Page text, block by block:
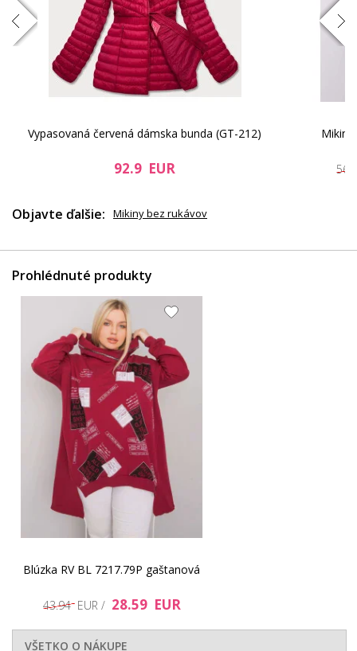
Vypasovaná červená dámska bunda (GT-212)
92.9 EUR
Objavte ďalšie: Mikiny bez rukávov
Prohlédnuté produkty
Blúzka RV BL 7217.79P gaštanová
43.94 EUR / 28.59 EUR
VŠETKO O NÁKUPE